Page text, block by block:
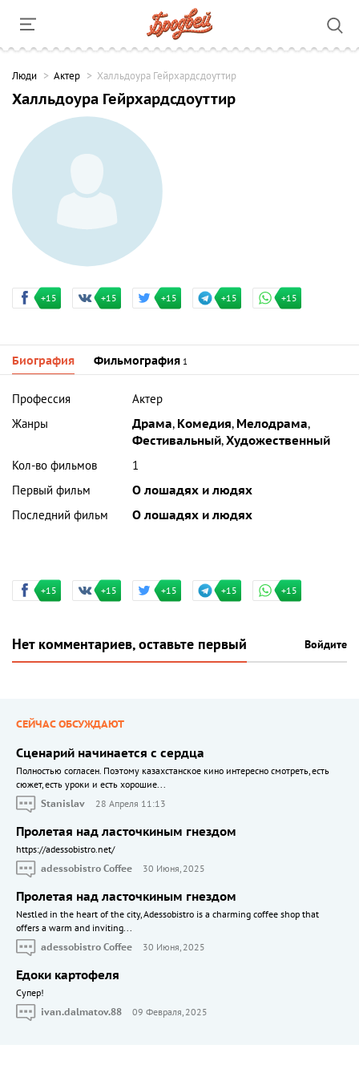
Люди Актер Халльдоура Гейрхардсдоуттир
Халльдоура Гейрхардсдоуттир
+15 +15 +15 +15 +15
Биография Фильмография 1
Профессия
Актер
Жанры
Драма, Комедия, Мелодрама,
Фестивальный,Художественный
Кол-во фильмов
1
Первый фильм
О лошадях и людях
Последний фильм
О лошадях и людях
+15 +15 +15 +15 +15
Нет комментариев, оставьте первый Войдите
СЕЙЧАС ОБСУЖДАЮТ
Сценарий начинается с сердца
Полностью согласен. Поэтому казахстанское кино интересно смотреть, есть
сюжет, есть уроки и есть хорошие...
Stanislav
28 Апреля 11:13
Пролетая над ласточкиным гнездом
https://adessobistro.net/
adessobistro Coffee
30 Июня, 2025
Пролетая над ласточкиным гнездом
Nestled in the heart of the city, Adessobistro is a charming coffee shop that
offers a warm and inviting...
adessobistro Coffee
30 Июня, 2025
Едоки картофеля
Cупер!
ivan.dalmatov.88
09 Февраля, 2025